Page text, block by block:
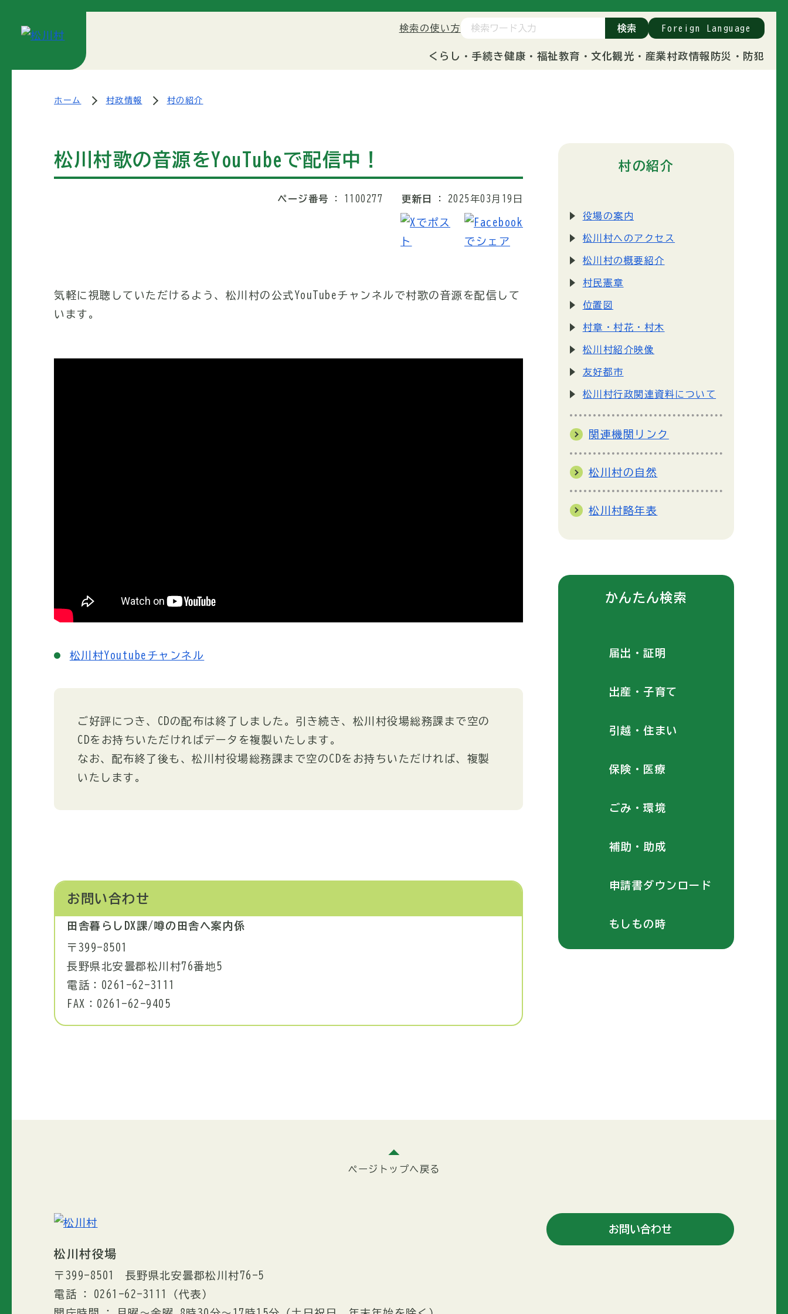
くらし・手続き健康・福祉教育・文化観光・産業村政情報 防災・防犯
検索の使い方 検索 Foreign Language
ホーム 村政情報 村の紹介
松川村歌の音源をYouTubeで配信中！
ページ番号 1100277 更新日 2025年03月19日
気軽に視聴していただけるよう、松川村の公式YouTubeチャンネルで村歌の音源を配信して
います。
松川村Youtubeチャンネル
ご好評につき、CDの配布は終了しました。引き続き、松川村役場総務課まで空の
CDをお持ちいただければデータを複製いたします。
なお、配布終了後も、松川村役場総務課まで空のCDをお持ちいただければ、複製
いたします。
お問い合わせ
田舎暮らしDX課/噂の田舎へ案内係
〒399-8501
長野県北安曇郡松川村76番地5
電話：0261-62-3111
FAX：0261-62-9405
村の紹介
役場の案内
松川村へのアクセス
松川村の概要紹介
村民憲章
位置図
村章・村花・村木
松川村紹介映像
友好都市
松川村行政関連資料について
関連機関リンク
松川村の自然
松川村略年表
かんたん検索
届出・証明
出産・子育て
引越・住まい
保険・医療
ごみ・環境
補助・助成
申請書ダウンロード
もしもの時
ページトップへ戻る
松川村役場
〒399-8501
長野県北安曇郡松川村76-5
電話
0261-62-3111
（代表）
お問い合わせ